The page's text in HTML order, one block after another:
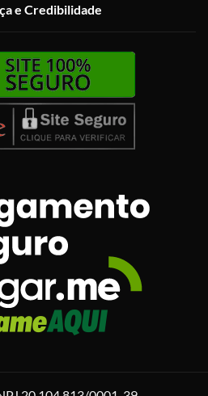
e Credibilidade